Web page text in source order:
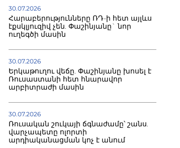
30.07.2026
Հարաբերությունները ՌԴ-ի հետ այլևս
էքսկլյուզիվ չեն. Փաշինյանը` նոր
ուղեգծի մասին
30.07.2026
Երկաթուղու վեճը. Փաշինյանը խոսել է
Ռուսաստանի հետ հնարավոր
արբիտրաժի մասին
30.07.2026
Ռուսական շուկայի ճգնաժամը՝ շանս.
վարչապետը ոլորտի
արդիականացման կոչ է անում